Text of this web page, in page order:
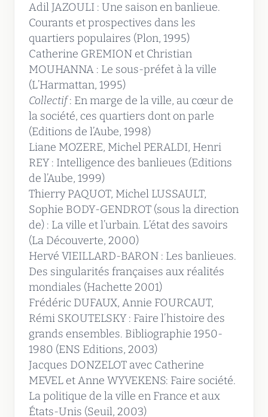
Adil JAZOULI : Une saison en banlieue.
Courants et prospectives dans les
quartiers populaires (Plon, 1995)
Catherine GREMION et Christian
MOUHANNA : Le sous-préfet à la ville
(L’Harmattan, 1995)
Collectif: En marge de la ville, au cœur de
la société, ces quartiers dont on parle
(Editions de l’Aube, 1998)
Liane MOZERE, Michel PERALDI, Henri
REY : Intelligence des banlieues (Editions
de l’Aube, 1999)
Thierry PAQUOT, Michel LUSSAULT,
Sophie BODY-GENDROT (sous la direction
de) : La ville et l’urbain. L’état des savoirs
(La Découverte, 2000)
Hervé VIEILLARD-BARON : Les banlieues.
Des singularités françaises aux réalités
mondiales (Hachette 2001)
Frédéric DUFAUX, Annie FOURCAUT,
Rémi SKOUTELSKY : Faire l’histoire des
grands ensembles. Bibliographie 1950-
1980 (ENS Editions, 2003)
Jacques DONZELOT avec Catherine
MEVEL et Anne WYVEKENS: Faire société.
La politique de la ville en France et aux
États-Unis (Seuil, 2003)